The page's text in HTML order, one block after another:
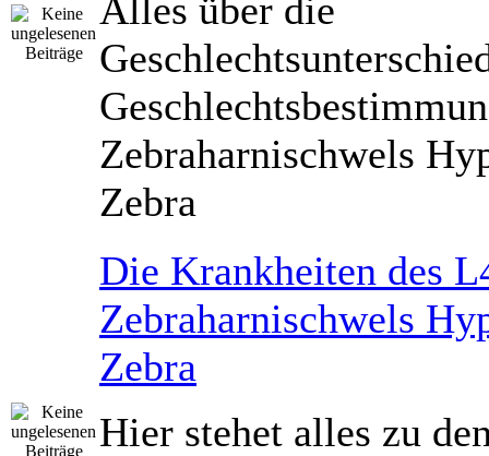
Alles über die
Zebraharnischwels
Zebra
Die Krankheiten des
Zebraharnischwels
Zebra
Hier stehet alles zu